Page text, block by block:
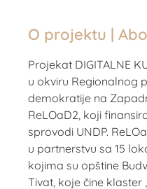
O projektu |
Projekat DIGITALNE
u okviru Regionalnog
demokratije na
ReLOaD2, koji
sprovodi UNDP.
u partnerstvu sa 15
kojima su opštine
Tivat, koje čine klaster